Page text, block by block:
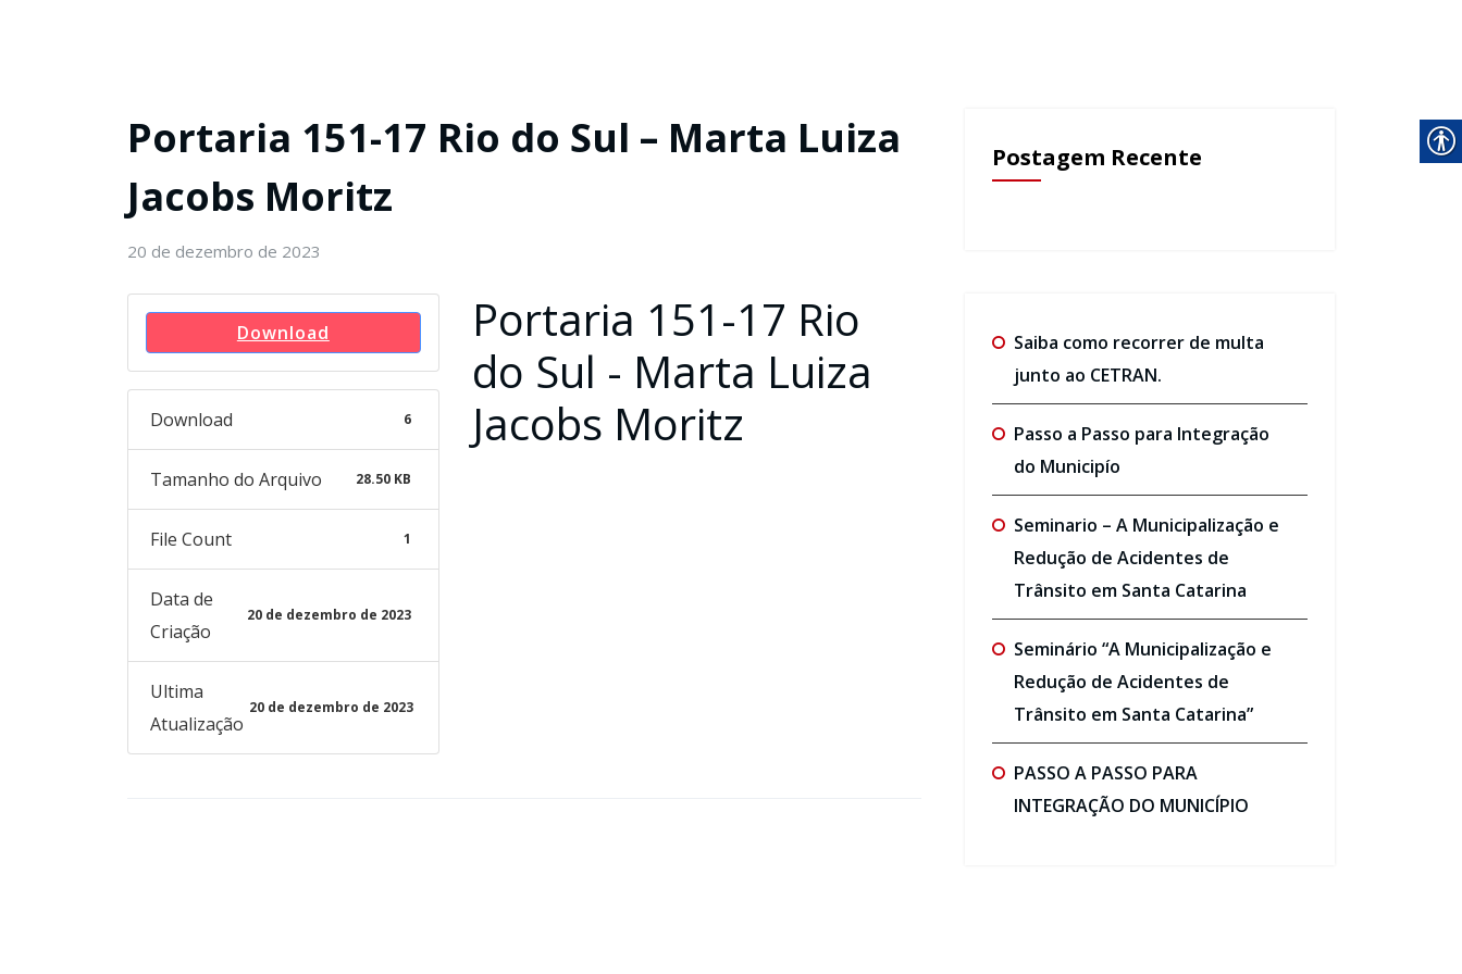
Portaria 151-17 Rio do Sul – Marta Luiza
Jacobs Moritz
20 de dezembro de 2023
Download
Download 6
Tamanho do Arquivo 28.50 KB
File Count 1
Data de
Criação
20 de dezembro de 2023
Ultima
Atualização
20 de dezembro de 2023
Portaria 151-17 Rio
do Sul - Marta Luiza
Jacobs Moritz
Postagem Recente
Saiba como recorrer de multa
junto ao CETRAN.
Passo a Passo para Integração
do Municipío
Seminario – A Municipalização e
Redução de Acidentes de
Trânsito em Santa Catarina
Seminário “A Municipalização e
Redução de Acidentes de
Trânsito em Santa Catarina”
PASSO A PASSO PARA
INTEGRAÇÃO DO MUNICÍPIO